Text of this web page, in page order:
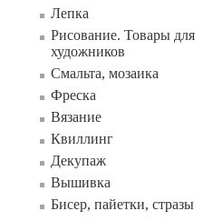
Лепка
Рисование. Товары для
художников
Смальта, мозаика
Фреска
Вязание
Квиллинг
Декупаж
Вышивка
Бисер, пайетки, стразы